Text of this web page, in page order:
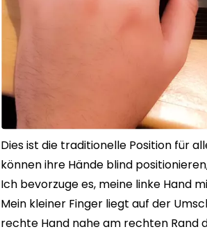
Dies ist die traditionelle Position für
können ihre Hände blind
Ich bevorzuge es, meine linke Hand
Mein kleiner Finger liegt auf der
rechte Hand nahe am rechten Rand